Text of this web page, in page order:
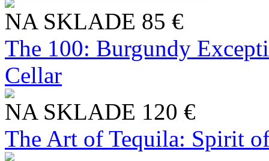
NA SKLADE 85 €
The 100: Burgundy
Cellar
NA SKLADE 120 €
The Art of Tequila: Spirit